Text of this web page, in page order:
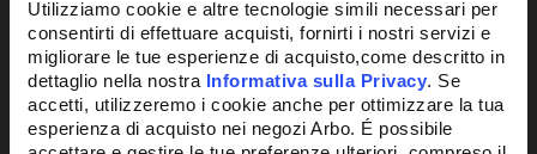
Utilizziamo cookie e altre tecnologie simili necessari per
consentirti di effettuare acquisti, fornirti i nostri servizi e
migliorare le tue esperienze di acquisto,come descritto in
dettaglio nella nostra Informativa sulla Privacy. Se
accetti, utilizzeremo i cookie anche per ottimizzare la tua
esperienza di acquisto nei negozi Arbo. É possibile
Potrebbe anche interessarti